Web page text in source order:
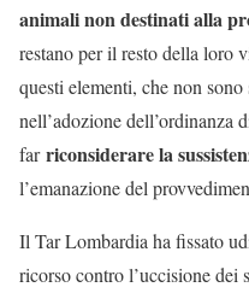
animali non destinati alla
restano per il resto della loro
questi elementi, che non
nell’adozione dell’ordinanza
farriconsiderare la
l’emanazione del
Il Tar Lombardia ha fissato
ricorso contro l’uccisione dei